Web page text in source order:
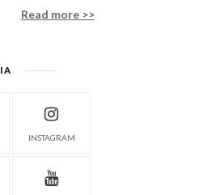
Read more >>
INSTAGRAM